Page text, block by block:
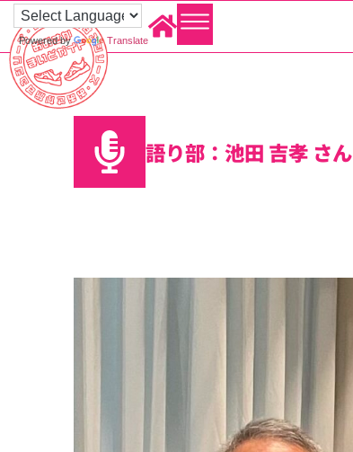
Powered by Translate
語り部：池田 吉孝 さん